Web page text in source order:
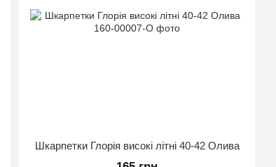
Шкарпетки Глорія високі літні 40-42 Олива